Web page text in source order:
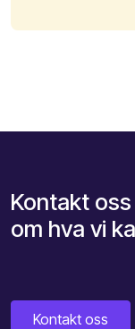
Kontakt
om hva vi
Kontakt oss